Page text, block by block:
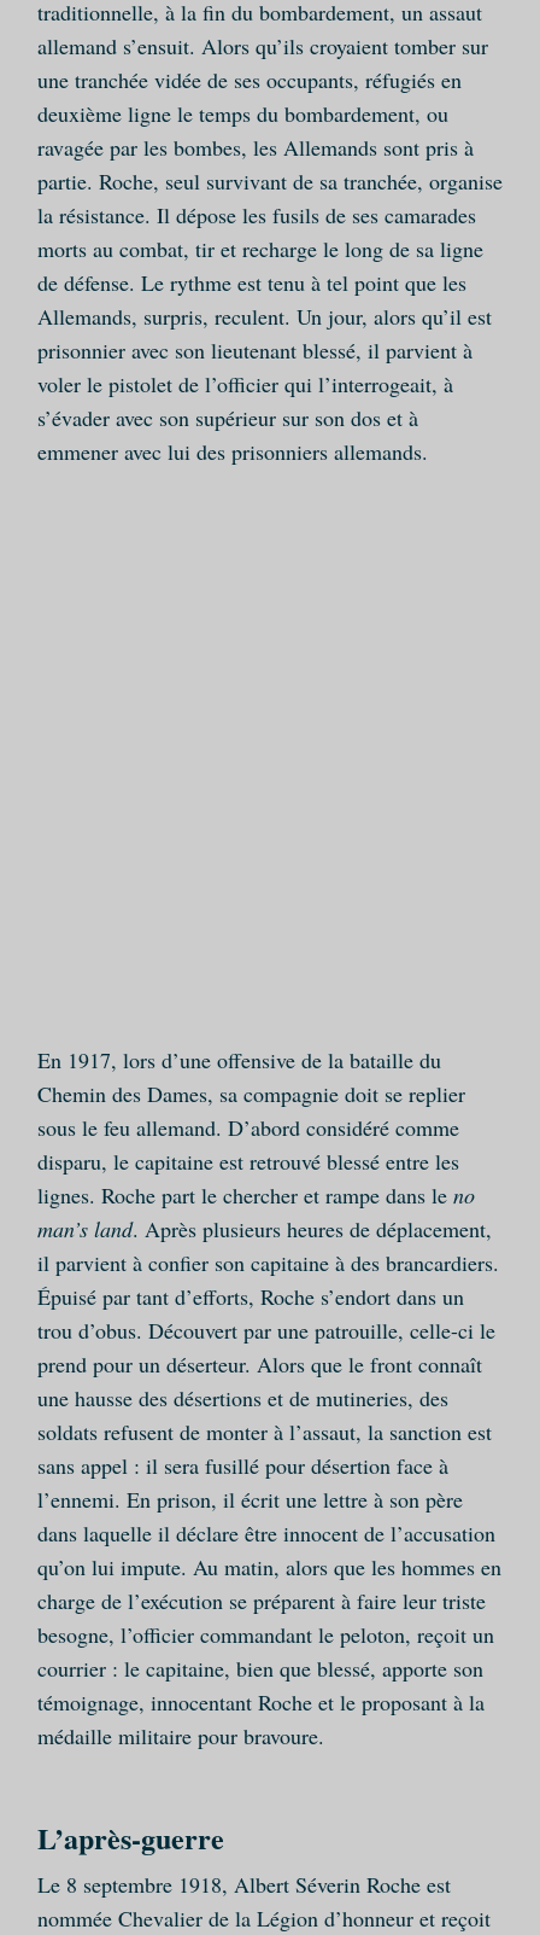
traditionnelle, à la fin du bombardement, un assaut
allemand s’ensuit. Alors qu’ils croyaient tomber sur
une tranchée vidée de ses occupants, réfugiés en
deuxième ligne le temps du bombardement, ou
ravagée par les bombes, les Allemands sont pris à
partie. Roche, seul survivant de sa tranchée, organise
la résistance. Il dépose les fusils de ses camarades
morts au combat, tir et recharge le long de sa ligne
de défense. Le rythme est tenu à tel point que les
Allemands, surpris, reculent. Un jour, alors qu’il est
prisonnier avec son lieutenant blessé, il parvient à
voler le pistolet de l’officier qui l’interrogeait, à
s’évader avec son supérieur sur son dos et à
emmener avec lui des prisonniers allemands.
En 1917, lors d’une offensive de la bataille du
Chemin des Dames, sa compagnie doit se replier
sous le feu allemand. D’abord considéré comme
disparu, le capitaine est retrouvé blessé entre les
lignes. Roche part le chercher et rampe dans le no
man’s land. Après plusieurs heures de déplacement,
il parvient à confier son capitaine à des brancardiers.
Épuisé par tant d’efforts, Roche s’endort dans un
trou d’obus. Découvert par une patrouille, celle-ci le
prend pour un déserteur. Alors que le front connaît
une hausse des désertions et de mutineries, des
soldats refusent de monter à l’assaut, la sanction est
sans appel : il sera fusillé pour désertion face à
l’ennemi. En prison, il écrit une lettre à son père
dans laquelle il déclare être innocent de l’accusation
qu’on lui impute. Au matin, alors que les hommes en
charge de l’exécution se préparent à faire leur triste
besogne, l’officier commandant le peloton, reçoit un
courrier : le capitaine, bien que blessé, apporte son
témoignage, innocentant Roche et le proposant à la
médaille militaire pour bravoure.
L’après-guerre
Le 8 septembre 1918, Albert Séverin Roche est
nommée Chevalier de la Légion d’honneur et reçoit